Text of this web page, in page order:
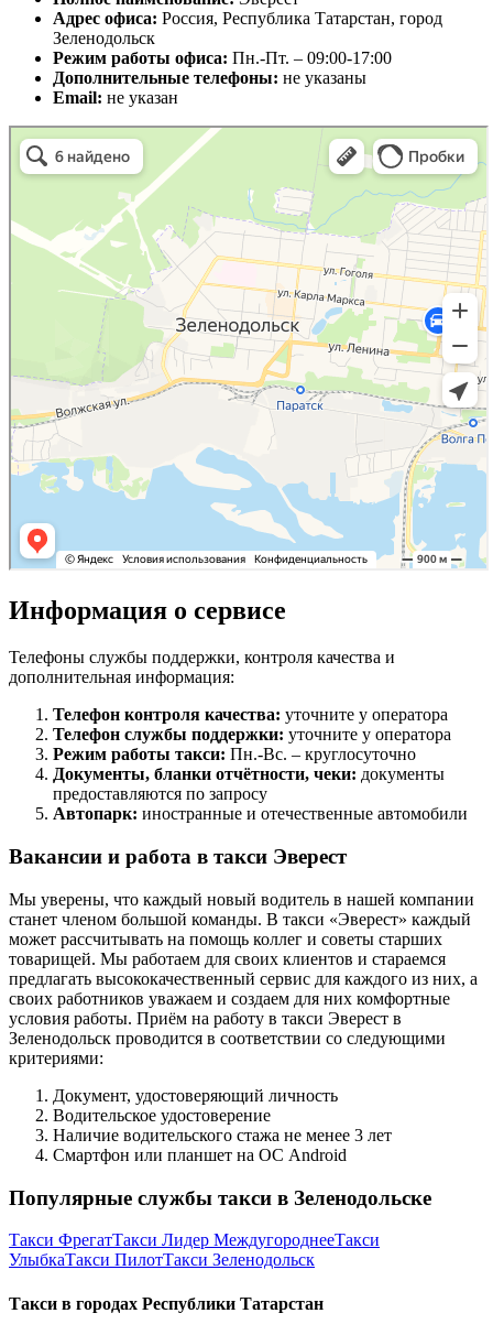
Адрес офиса: Россия, Республика Татарстан, город
Зеленодольск
Режим работы офиса: Пн.-Пт. – 09:00-17:00
Дополнительные телефоны: не указаны
Email: не указан
Информация о сервисе
Телефоны службы поддержки, контроля качества и
дополнительная информация:
Телефон контроля качества: уточните у оператора
Телефон службы поддержки: уточните у оператора
Режим работы такси: Пн.-Вс. – круглосуточно
Документы, бланки отчётности, чеки: документы
предоставляются по запросу
Автопарк: иностранные и отечественные автомобили
Вакансии и работа в такси Эверест
Мы уверены, что каждый новый водитель в нашей компании
станет членом большой команды. В такси «Эверест» каждый
может рассчитывать на помощь коллег и советы старших
товарищей. Мы работаем для своих клиентов и стараемся
предлагать высококачественный сервис для каждого из них, а
своих работников уважаем и создаем для них комфортные
условия работы. Приём на работу в такси Эверест в
Зеленодольск проводится в соответствии со следующими
критериями:
Документ, удостоверяющий личность
Водительское удостоверение
Наличие водительского стажа не менее 3 лет
Смартфон или планшет на ОС Android
Популярные службы такси в Зеленодольске
Такси ФрегатТакси Лидер МеждугороднееТакси
УлыбкаТакси ПилотТакси Зеленодольск
Такси в городах Республики Татарстан